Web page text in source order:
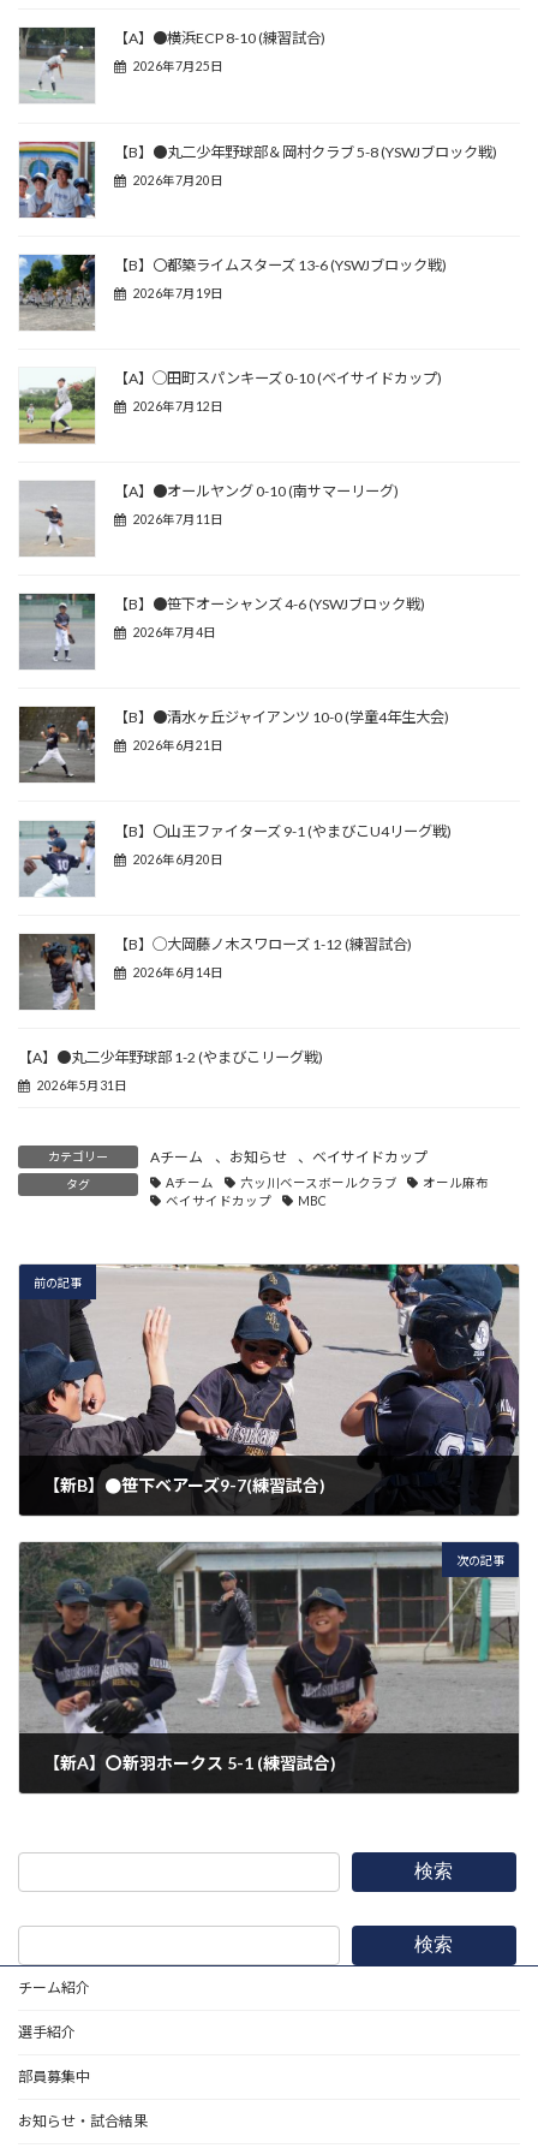
【A】●横浜ECP 8-10 (練習試合)
2026年7月25日
【B】●丸二少年野球部＆岡村クラブ 5-8 (YSWJブロック戦)
2026年7月20日
【B】〇都築ライムスターズ 13-6 (YSWJブロック戦)
2026年7月19日
【A】◯田町スパンキーズ 0-10 (ベイサイドカップ)
2026年7月12日
【A】●オールヤング 0-10 (南サマーリーグ)
2026年7月11日
【B】●笹下オーシャンズ 4-6 (YSWJブロック戦)
2026年7月4日
【B】●清水ヶ丘ジャイアンツ 10-0 (学童4年生大会)
2026年6月21日
【B】〇山王ファイターズ 9-1 (やまびこU4リーグ戦)
2026年6月20日
【B】◯大岡藤ノ木スワローズ 1-12 (練習試合)
2026年6月14日
【A】●丸二少年野球部 1-2 (やまびこリーグ戦)
2026年5月31日
カテゴリー Aチーム 、 お知らせ 、 ベイサイドカップ
タグ Aチーム 六ッ川ベースボールクラブ
オール麻布
ベイサイドカップ
MBC
前の記事
【新B】●笹下ベアーズ9-7(練習試合)
次の記事
【新A】〇新羽ホークス 5-1 (練習試合)
検索
検索
チーム紹介
選手紹介
部員募集中
お知らせ・試合結果